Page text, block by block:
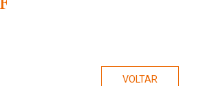
VOLTAR